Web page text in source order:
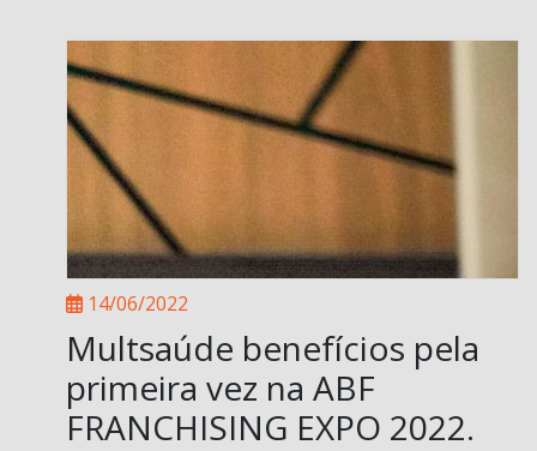
14/06/2022
Multsaúde benefícios pela
primeira vez na ABF
FRANCHISING EXPO 2022.